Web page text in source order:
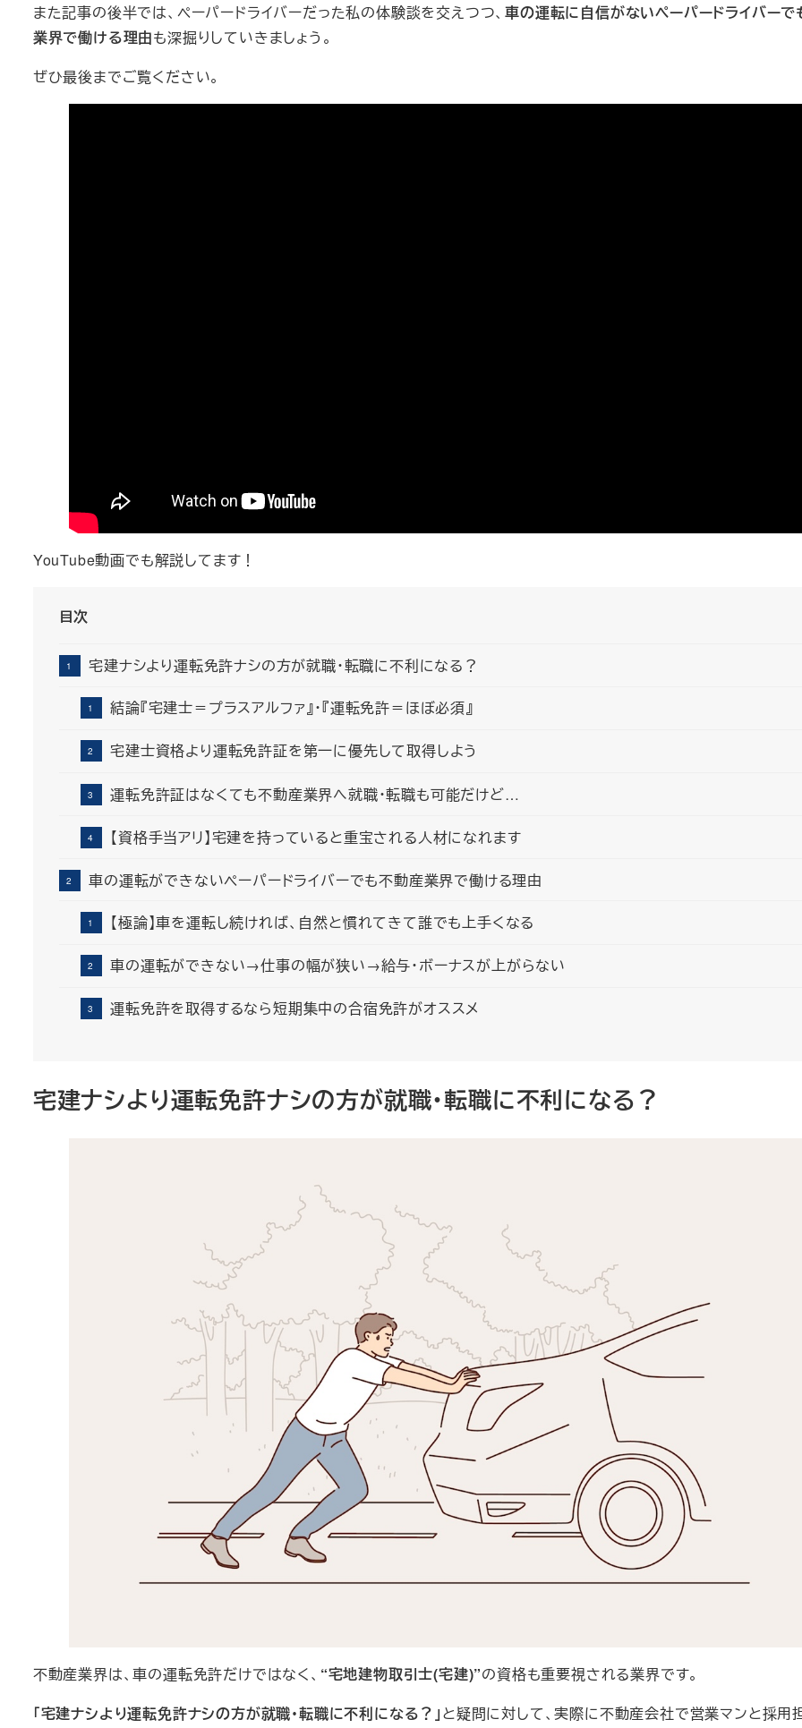
また記事の後半では、ペーパードライバーだった私の体験談を交えつつ、車の運転に自信がないペーパードライバーで
業界で働ける理由も深掘りしていきましょう。
ぜひ最後までご覧ください。
YouTube動画でも解説してます！
目次
宅建ナシより運転免許ナシの方が就職・転職に不利になる？
結論『宅建士＝プラスアルファ』・『運転免許＝ほぼ必須』
宅建士資格より運転免許証を第一に優先して取得しよう
運転免許証はなくても不動産業界へ就職・転職も可能だけど…
【資格手当アリ】宅建を持っていると重宝される人材になれます
車の運転ができないペーパードライバーでも不動産業界で働ける理由
【極論】車を運転し続ければ、自然と慣れてきて誰でも上手くなる
車の運転ができない→仕事の幅が狭い→給与・ボーナスが上がらない
運転免許を取得するなら短期集中の合宿免許がオススメ
宅建ナシより運転免許ナシの方が就職・転職に不利になる？
不動産業界は、車の運転免許だけではなく、 “宅地建物取引士(宅建)”の資格も重要視される業界です。
「宅建ナシより運転免許ナシの方が就職・転職に不利になる？」と疑問に対して、実際に不動産会社で営業マンと採用